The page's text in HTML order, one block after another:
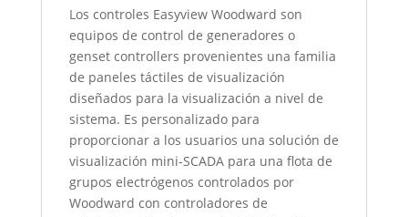
Los controles Easyview Woodward son
equipos de control de generadores o
genset controllers provenientes una familia
de paneles táctiles de visualización
diseñados para la visualización a nivel de
sistema. Es personalizado para
proporcionar a los usuarios una solución de
visualización mini-SCADA para una flota de
grupos electrógenos controlados por
Woodward con controladores de